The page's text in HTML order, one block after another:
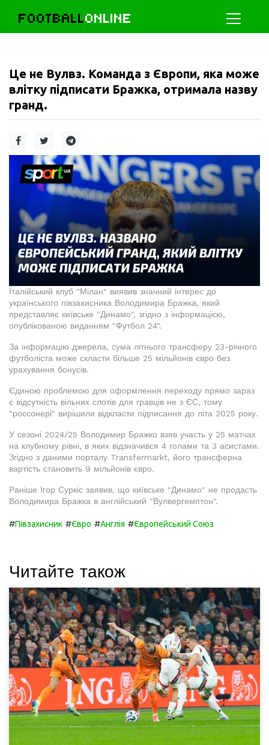
FOOTBALLONLINE
Це не Вулвз. Команда з Європи, яка може
влітку підписати Бражка, отримала назву
гранд.
Італійський клуб "Мілан" виявив значний інтерес до
українського півзахисника Володимира Бражка, який
представляє київське "Динамо", згідно з інформацією,
опублікованою виданням "Футбол 24".
За інформацію джерела, сума літнього трансферу 23-річного
футболіста може скласти більше 25 мільйонів євро без
урахування бонусів.
Єдиною проблемою для оформлення переходу прямо зараз
є відсутність вільних слотів для гравців не з ЄС, тому
"россонері" вирішили відкласти підписання до літа 2025 року.
У сезоні 2024/25 Володимир Бражко взяв участь у 25 матчах
на клубному рівні, в яких відзначився 4 голами та 3 асистами.
Згідно з даними порталу Transfermarkt, його трансферна
вартість становить 9 мільйонів євро.
Раніше Ігор Суркіс заявив, що київське "Динамо" не продасть
Володимира Бражка в англійський "Вулвергемптон".
#Півзахисник #Євро #Англія #Європейський Союз
Читайте також